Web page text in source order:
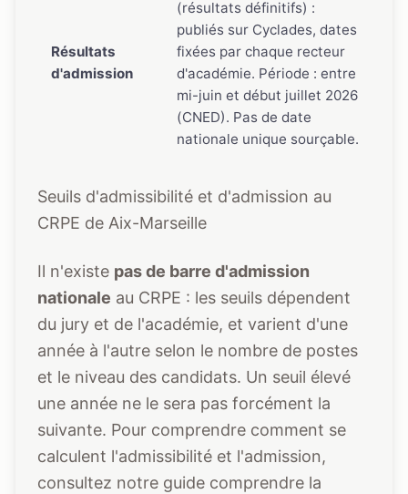
Résultats
d'admission
(résultats définitifs) :
publiés sur Cyclades, dates
fixées par chaque recteur
d'académie. Période : entre
mi-juin et début juillet 2026
(CNED). Pas de date
nationale unique sourçable.
Seuils d'admissibilité et d'admission au
CRPE de Aix-Marseille
Il n'existe pas de barre d'admission
nationale au CRPE : les seuils dépendent
du jury et de l'académie, et varient d'une
année à l'autre selon le nombre de postes
et le niveau des candidats. Un seuil élevé
une année ne le sera pas forcément la
suivante. Pour comprendre comment se
calculent l'admissibilité et l'admission,
consultez notre guide comprendre la